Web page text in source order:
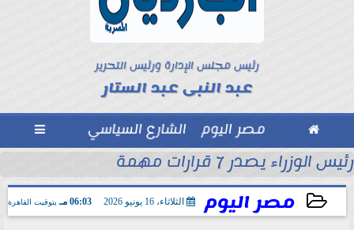
رئيس مجلس الإدارة ورئيس التحرير
عبد النبى عبد الستار
 مصر اليوم الشارع السياسي 
مع الصحفيين حاملى كارنيه النقابة
رئيس الوزراء يصدر 7 قرارات مهمة
مصر اليوم الثلاثاء، 16 يونيو 2026 06:03 مـ بتوقيت القاهرة